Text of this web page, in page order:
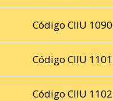
Código CIIU 1090
Código CIIU 1101
Código CIIU 1102